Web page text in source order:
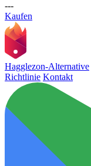
---
Kaufen
Hagglezon-Alternative
Richtlinie Kontakt